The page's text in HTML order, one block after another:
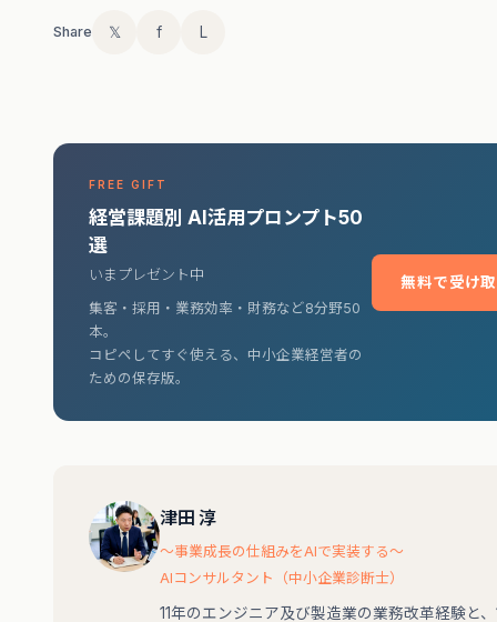
Share 𝕏 f L
FREE GIFT
経営課題別 AI活用プロンプト50
選
いまプレゼント中
集客・採用・業務効率・財務など8分野50
本。
コピペしてすぐ使える、中小企業経営者の
ための保存版。
無料で受け
津田 淳
〜事業成長の仕組みをAIで実装する〜
AIコンサルタント（中小企業診断士）
11年のエンジニア及び製造業の業務改革経験と